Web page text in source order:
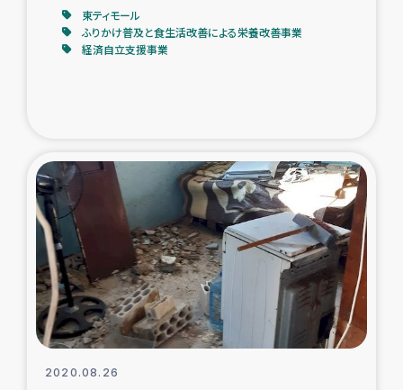
スリランカ ムライティブ県帰還民の生活再建支援
スリランカ南部洪水被災者支援
スリランカの南北女性をつなぐサリー・リサイクル・プロ
ジェクト
復興支援事業
民際教育事業
東ティモール
ふりかけ普及と食生活改善による栄養改善事業
経済自立支援事業
2020.08.26